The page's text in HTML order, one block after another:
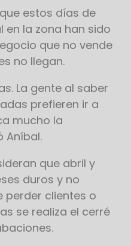
estos días de
en la zona han sido
que no vende
no llegan.
La gente al saber
prefieren ir a
mucho la
Aníbal.
que abril y
duros y no
perder clientes o
se realiza el cerré